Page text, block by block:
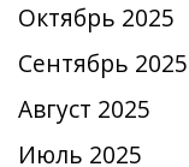
Октябрь 2025
Сентябрь 2025
Август 2025
Июль 2025